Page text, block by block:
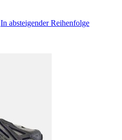
In absteigender Reihenfolge